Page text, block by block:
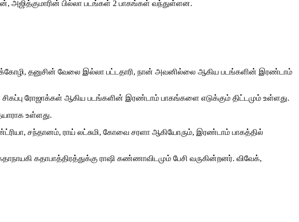
அஜித்குமாரின் பில்லா படங்கள் 2 பாகங்கள் வந்துள்ளன.
தனுசின் வேலை இல்லா பட்டதாரி, நான் அவனில்லை ஆகிய படங்களின் இரண்டாம்
ரோஜாக்கள் ஆகிய படங்களின் இரண்டாம் பாகங்களை எடுக்கும் திட்டமும் உள்ளது.
உள்ளது.
சந்தானம், ராய் லட்சுமி, கோவை சரளா ஆகியோரும், இரண்டாம் பாகத்தில்
கதாபாத்திரத்துக்கு ராஷி கண்ணாவிடமும் பேசி வருகின்றனர். விவேக்,